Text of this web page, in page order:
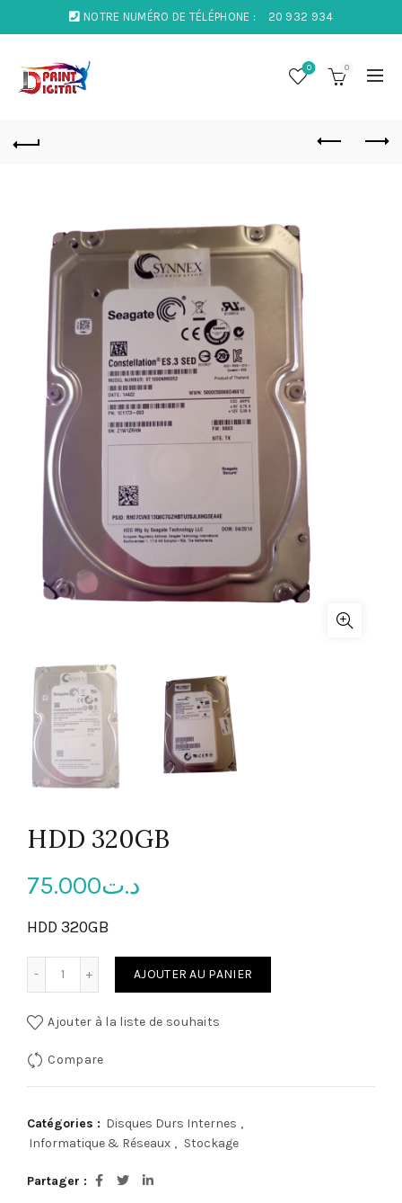
NOTRE NUMÉRO DE TÉLÉPHONE : 20 932 934
0 0
HDD 320GB
د.ت75.000
HDD 320GB
AJOUTER AU PANIER
Ajouter à la liste de souhaits
Compare
Catégories : Disques Durs Internes ,
Informatique & Réseaux , Stockage
Partager